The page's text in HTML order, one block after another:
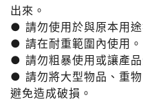
出來。
● 請勿使用於與原本用途
● 請在耐重範圍內使用。
● 請勿粗暴使用或讓產品
● 請勿將大型物品、重
避免造成破損。